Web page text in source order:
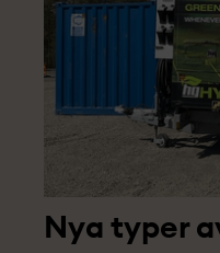
Nya typer